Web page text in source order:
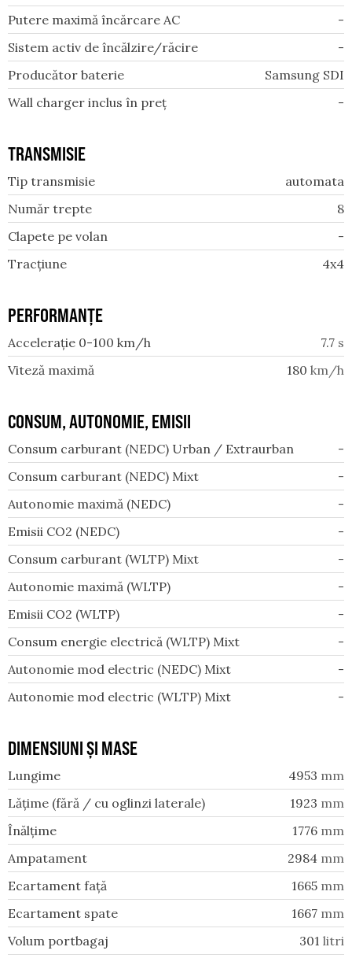
Putere maximă încărcare AC
-
Sistem activ de încălzire/răcire
-
Producător baterie
Samsung SDI
Wall charger inclus în preț
-
TRANSMISIE
Tip transmisie
automata
Număr trepte
8
Clapete pe volan
-
Tracțiune
4x4
PERFORMANȚE
Accelerație 0-100 km/h 7.7 s
Viteză maximă
180 km/h
CONSUM, AUTONOMIE, EMISII
Consum carburant (NEDC) Urban / Extraurban
-
Consum carburant (NEDC) Mixt
-
Autonomie maximă (NEDC)
-
Emisii CO2 (NEDC)
-
Consum carburant (WLTP) Mixt
-
Autonomie maximă (WLTP)
-
Emisii CO2 (WLTP)
-
Consum energie electrică (WLTP) Mixt
-
Autonomie mod electric (NEDC) Mixt
-
Autonomie mod electric (WLTP) Mixt
-
DIMENSIUNI ȘI MASE
Lungime 4953 mm
Lățime (fără / cu oglinzi laterale)
1923 mm
Înălțime
1776 mm
Ampatament
2984 mm
Ecartament față
1665 mm
Ecartament spate
1667 mm
Volum portbagaj
301 litri